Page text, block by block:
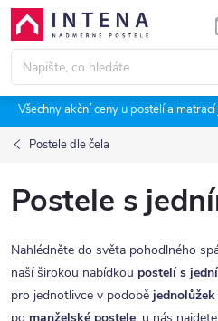
Přejít
obsah
Všechny akční ceny u postelí a
Postele dle čela
Postele s
Nahlédněte do světa pohodlného
naší širokou nabídkou postelí s
pro jednotlivce v podobě jednolůžek